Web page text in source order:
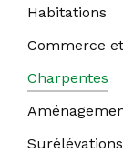
Habitations
Commerce
Charpentes
Surélévations